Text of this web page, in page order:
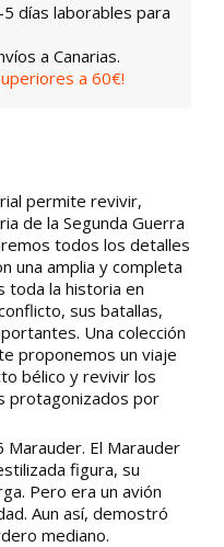
días laborables para
a Canarias.
a 60€!
permite revivir,
de la Segunda Guerra
todos los detalles
una amplia y completa
toda la historia en
sus batallas,
Una colección
proponemos un viaje
bélico y revivir los
protagonizados por
El Marauder
figura, su
Pero era un avión
Aun así, demostró
mediano.